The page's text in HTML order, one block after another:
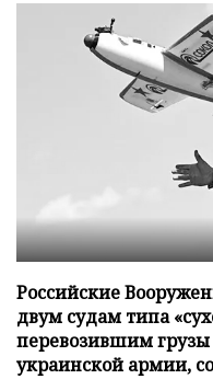
Российские
двум судам типа
перевозившим грузы
украинской армии,